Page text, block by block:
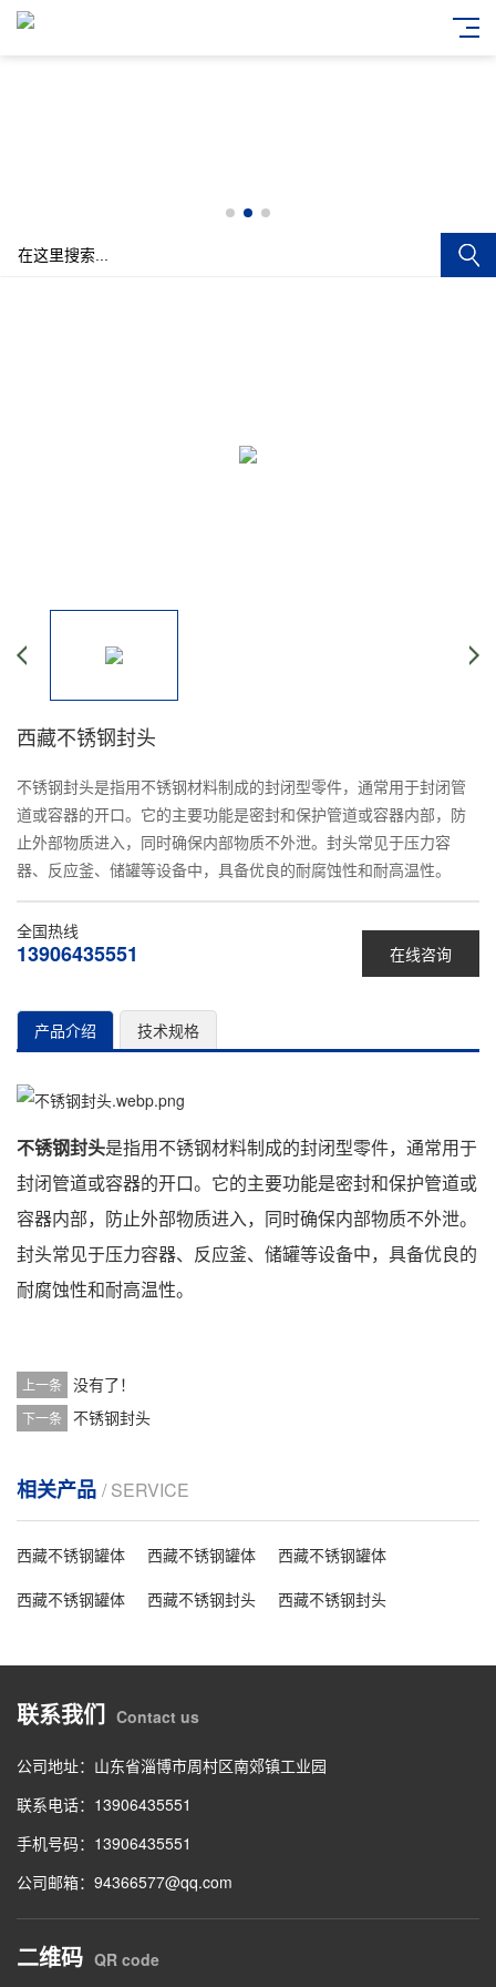
西藏不锈钢封头
不锈钢封头是指用不锈钢材料制成的封闭型零件，通常用于封闭管
道或容器的开口。它的主要功能是密封和保护管道或容器内部，防
止外部物质进入，同时确保内部物质不外泄。封头常见于压力容
器、反应釜、储罐等设备中，具备优良的耐腐蚀性和耐高温性。
在线咨询
全国热线
13906435551
产品介绍 技术规格
不锈钢封头是指用不锈钢材料制成的封闭型零件，通常用于
封闭管道或容器的开口。它的主要功能是密封和保护管道或
容器内部，防止外部物质进入，同时确保内部物质不外泄。
封头常见于压力容器、反应釜、储罐等设备中，具备优良的
耐腐蚀性和耐高温性。
上一条 没有了！
下一条 不锈钢封头
相关产品 / SERVICE
西藏不锈钢罐体 西藏不锈钢罐体
西藏不锈钢罐体
西藏不锈钢罐体
西藏不锈钢封头 西藏不锈钢封头
联系我们 Contact us
公司地址：山东省淄博市周村区南郊镇工业园
联系电话：13906435551
手机号码：13906435551
公司邮箱：94366577@qq.com
二维码 QR code